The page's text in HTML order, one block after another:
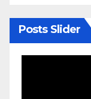
Posts Slider